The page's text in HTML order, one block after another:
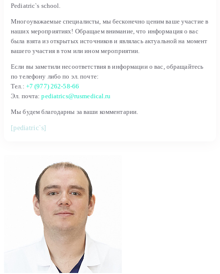
Pediatric`s school.
Многоуважаемые специалисты, мы бесконечно ценим ваше участие в
наших мероприятиях! Обращаем внимание, что информация о вас
была взята из открытых источников и являлась актуальной на момент
вашего участия в том или ином мероприятии.
Если вы заметили несоответствия в информации о вас, обращайтесь
по телефону либо по эл. почте:
Тел.: +7 (977) 262-58-66
Эл. почта:pediatrics@rusmedical.ru
Мы будем благодарны за ваши комментарии.
[pediatric`s]